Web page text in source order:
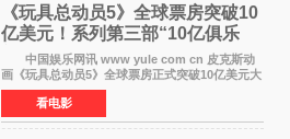
《玩具总动员5》全球票房突破10
亿美元！系列第三部“10亿俱乐
部”达成
中国娱乐网讯 www yule com cn 皮克斯动
画《玩具总动员5》全球票房正式突破10亿美元大
关。截至上周末，该片全球累计票房已达10 22亿
美元，其中北美市场贡献4 48亿美元，中国内地
票房达2 82
看电影